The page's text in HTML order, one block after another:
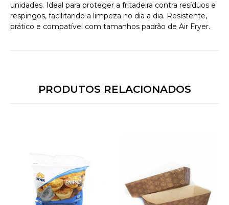
unidades. Ideal para proteger a fritadeira contra resíduos e
respingos, facilitando a limpeza no dia a dia. Resistente,
prático e compatível com tamanhos padrão de Air Fryer.
PRODUTOS RELACIONADOS